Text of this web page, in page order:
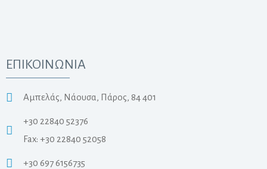
ΕΠΙΚΟΙΝΩΝΙΑ
Αμπελάς, Νάουσα, Πάρος, 84 401
+30 22840 52376
Fax: +30 22840 52058
+30 697 6156735